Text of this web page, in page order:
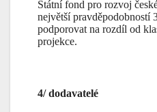
Státní fond pro rozvoj
největší pravděpodobností
podporovat na rozdíl od
projekce.
4/ dodavatelé